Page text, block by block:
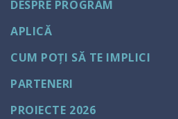
DESPRE PROGRAM
APLICĂ
CUM POȚI SĂ TE IMPLICI
PARTENERI
PROIECTE 2026